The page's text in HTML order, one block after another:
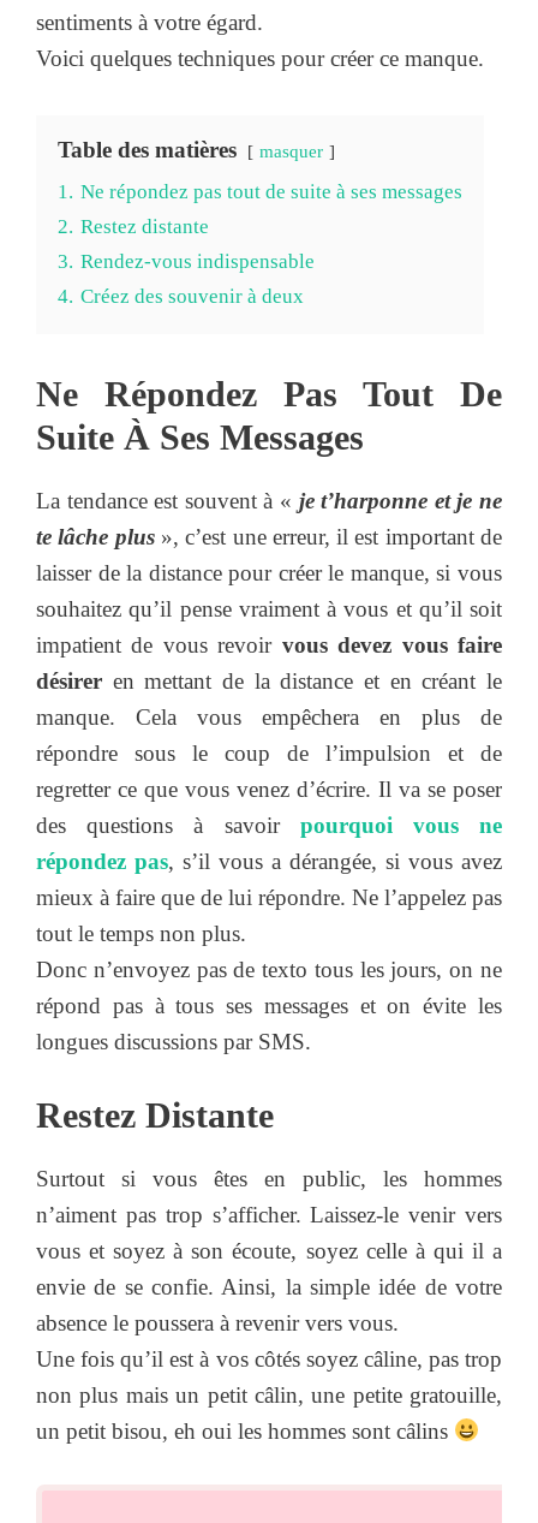
sentiments à votre égard.
Voici quelques techniques pour créer ce manque.
Table des matières masquer
1. Ne répondez pas tout de suite à ses messages
2. Restez distante
3. Rendez-vous indispensable
4. Créez des souvenir à deux
Ne Répondez Pas Tout De
Suite À Ses Messages
La tendance est souvent à « je t’harponne et je ne
te lâche plus», c’est une erreur, il est important de
laisser de la distance pour créer le manque, si vous
souhaitez qu’il pense vraiment à vous et qu’il soit
impatient de vous revoir vous devez vous faire
désirer en mettant de la distance et en créant le
manque. Cela vous empêchera en plus de
répondre sous le coup de l’impulsion et de
regretter ce que vous venez d’écrire. Il va se poser
des questions à savoir pourquoi vous ne
répondez pas, s’il vous a dérangée, si vous avez
mieux à faire que de lui répondre. Ne l’appelez pas
tout le temps non plus.
Donc n’envoyez pas de texto tous les jours, on ne
répond pas à tous ses messages et on évite les
longues discussions par SMS.
Restez Distante
Surtout si vous êtes en public, les hommes
n’aiment pas trop s’afficher. Laissez-le venir vers
vous et soyez à son écoute, soyez celle à qui il a
envie de se confie. Ainsi, la simple idée de votre
absence le poussera à revenir vers vous.
Une fois qu’il est à vos côtés soyez câline, pas trop
non plus mais un petit câlin, une petite gratouille,
un petit bisou, eh oui les hommes sont câlins